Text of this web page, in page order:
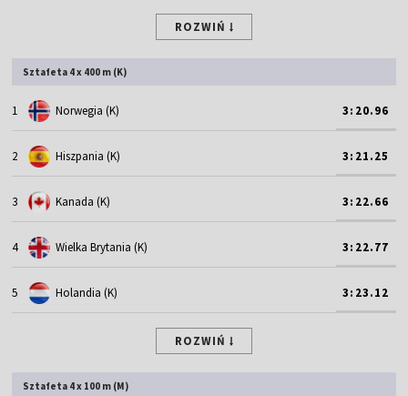
ROZWIŃ
Sztafeta 4 x 400 m (K)
1 Norwegia (K) 3:20.96
2 Hiszpania (K) 3:21.25
3 Kanada (K) 3:22.66
4 Wielka Brytania (K) 3:22.77
5 Holandia (K) 3:23.12
ROZWIŃ
Sztafeta 4 x 100 m (M)